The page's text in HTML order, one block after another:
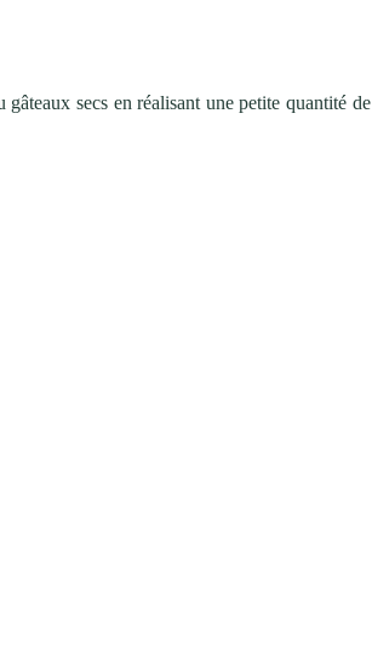
gâteaux secs en réalisant une petite quantité de